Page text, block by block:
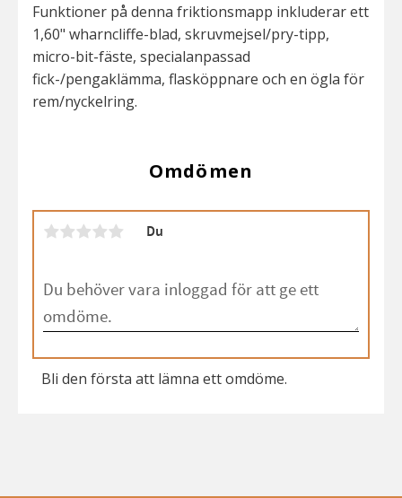
Funktioner på denna friktionsmapp inkluderar ett
1,60" wharncliffe-blad, skruvmejsel/pry-tipp,
micro-bit-fäste, specialanpassad
fick-/pengaklämma, flasköppnare och en ögla för
rem/nyckelring.
Omdömen
Du
Bli den första att lämna ett omdöme.